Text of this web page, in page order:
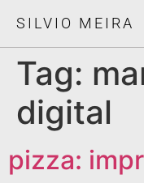
SILVIO MEIRA
Tag:
digital
pizza: